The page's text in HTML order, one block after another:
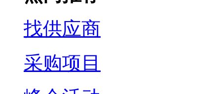
找供应商
采购项目